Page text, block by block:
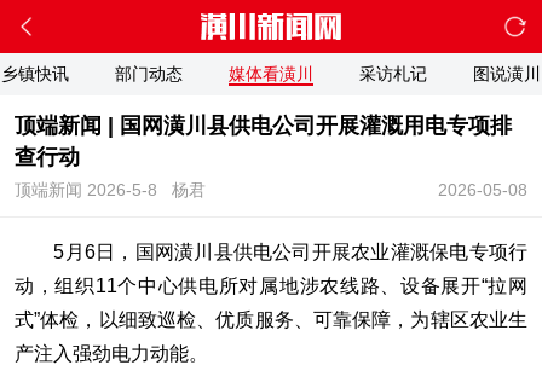
乡镇快讯 部门动态 媒体看潢川 采访札记 图说潢川
顶端新闻 | 国网潢川县供电公司开展灌溉用电专项排
查行动
2026-05-08
顶端新闻 2026-5-8 杨君
5月6日，国网潢川县供电公司开展农业灌溉保电专项行
动，组织11个中心供电所对属地涉农线路、设备展开“拉网
式”体检，以细致巡检、优质服务、可靠保障，为辖区农业生
产注入强劲电力动能。